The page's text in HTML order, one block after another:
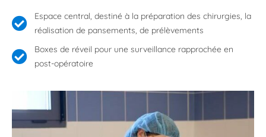
Espace central, destiné à la préparation des chirurgies, la
réalisation de pansements, de prélèvements
Boxes de réveil pour une surveillance rapprochée en
post-opératoire